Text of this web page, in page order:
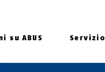
su ABUS Servizio